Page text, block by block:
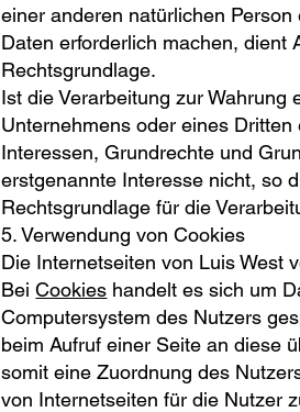
einer anderen natürlichen
Daten erforderlich machen, dient
Rechtsgrundlage.
Ist die Verarbeitung zur
Unternehmens oder eines
Interessen, Grundrechte und
erstgenannte Interesse nicht, so
Rechtsgrundlage für die
5. Verwendung von Cookies
Die Internetseiten von Luis West
BeiCookies handelt es sich um
Computersystem des Nutzers
beim Aufruf einer Seite an diese
somit eine Zuordnung des
von Internetseiten für die Nutzer